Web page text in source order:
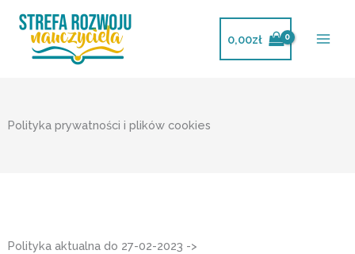
0,00zł
Polityka prywatności i plików cookies
Polityka aktualna do 27-02-2023 ->